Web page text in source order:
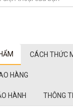
CÁCH THỨC
HÀNG
HÀNH THÔNG